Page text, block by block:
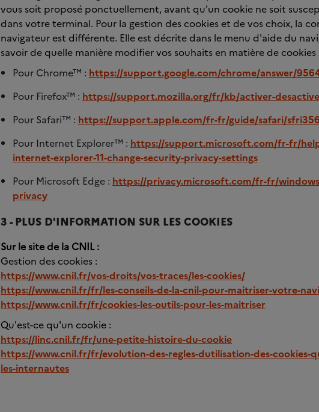
vous soit proposé ponctuellement, avant qu'un cookie ne soit
dans votre terminal. Pour la gestion des cookies et de vos choix, la
navigateur est différente. Elle est décrite dans le menu d'aide du
savoir de quelle manière modifier vos souhaits en matière de cookies
Pour Chrome™ : https://support.google.com/chrome/answer/
Pour Firefox™ : https://support.mozilla.org/fr/kb/activer-
Pour Safari™ : https://support.apple.com/fr-fr/guide/safari/
Pour Internet Explorer™ : https://support.microsoft.com/fr-fr/
internet-explorer-11-change-security-privacy-settings
Pour Microsoft Edge : https://privacy.microsoft.com/fr-fr/
privacy
3 - PLUS D'INFORMATION SUR LES COOKIES
Sur le site de la CNIL :
Gestion des cookies :
https://www.cnil.fr/vos-droits/vos-traces/les-cookies/
https://www.cnil.fr/fr/les-conseils-de-la-cnil-pour-maitriser-votre-
https://www.cnil.fr/fr/cookies-les-outils-pour-les-maitriser
Qu'est-ce qu'un cookie :
https://linc.cnil.fr/fr/une-petite-histoire-du-cookie
https://www.cnil.fr/fr/evolution-des-regles-dutilisation-des-cookies-
les-internautes